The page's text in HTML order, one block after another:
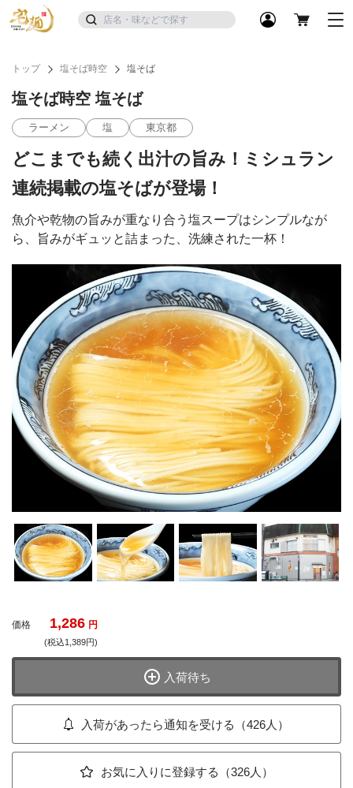
トップ 塩そば時空 塩そば
塩そば時空 塩そば
ラーメン 塩 東京都
どこまでも続く出汁の旨み！ミシュラン
連続掲載の塩そばが登場！
魚介や乾物の旨みが重なり合う塩スープはシンプルなが
ら、旨みがギュッと詰まった、洗練された一杯！
価格 1,286 円
(税込1,389円)
入荷待ち
入荷があったら通知を受ける（426人）
お気に入りに登録する（326人）